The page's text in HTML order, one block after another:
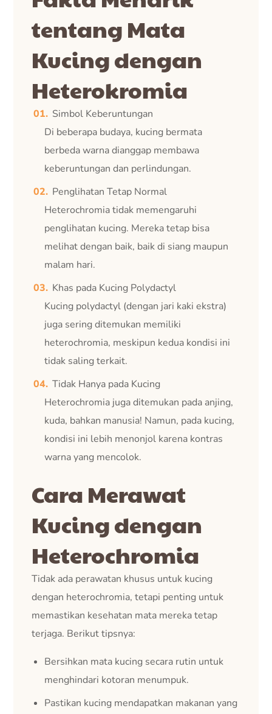
tentang Mata
Kucing dengan
Heterokromia
Simbol Keberuntungan
Di beberapa budaya, kucing bermata
berbeda warna dianggap membawa
keberuntungan dan perlindungan.
Penglihatan Tetap Normal
Heterochromia tidak memengaruhi
penglihatan kucing. Mereka tetap bisa
melihat dengan baik, baik di siang maupun
malam hari.
Khas pada Kucing Polydactyl
Kucing polydactyl (dengan jari kaki ekstra)
juga sering ditemukan memiliki
heterochromia, meskipun kedua kondisi ini
tidak saling terkait.
Tidak Hanya pada Kucing
Heterochromia juga ditemukan pada anjing,
kuda, bahkan manusia! Namun, pada kucing,
kondisi ini lebih menonjol karena kontras
warna yang mencolok.
Cara Merawat
Kucing dengan
Heterochromia
Tidak ada perawatan khusus untuk kucing
dengan heterochromia, tetapi penting untuk
memastikan kesehatan mata mereka tetap
terjaga. Berikut tipsnya:
Bersihkan mata kucing secara rutin untuk
menghindari kotoran menumpuk.
Pastikan kucing mendapatkan makanan yang